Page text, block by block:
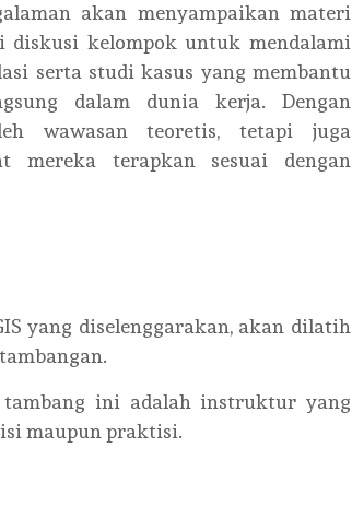
akan menyampaikan materi
diskusi kelompok untuk mendalami
serta studi kasus yang membantu
dalam dunia kerja. Dengan
wawasan teoretis, tetapi juga
mereka terapkan sesuai dengan
yang diselenggarakan, akan dilatih
ini adalah instruktur yang
maupun praktisi.